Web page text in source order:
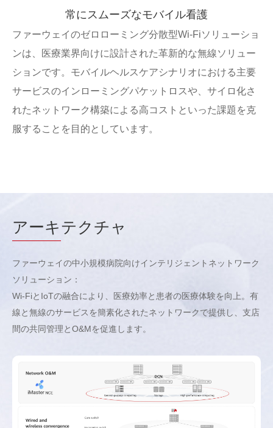
常にスムーズなモバイル看護
ファーウェイのゼロローミング分散型Wi-Fiソリューショ
ンは、医療業界向けに設計された革新的な無線ソリュー
ションです。モバイルヘルスケアシナリオにおける主要
サービスのインローミングパケットロスや、サイロ化さ
れたネットワーク構築による高コストといった課題を克
服することを目的としています。
アーキテクチャ
ファーウェイの中小規模病院向けインテリジェントネットワーク
ソリューション：
Wi-FiとIoTの融合により、医療効率と患者の医療体験を向上。有
線と無線のサービスを簡素化されたネットワークで提供し、支店
間の共同管理とO&Mを促進します。